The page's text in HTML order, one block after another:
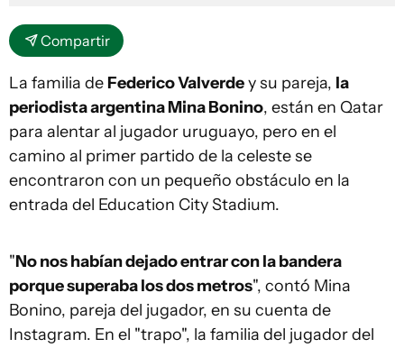
Compartir
La familia de Federico Valverdey su pareja, la
periodista argentina Mina Bonino, están en Qatar
para alentar al jugador uruguayo, pero en el
camino al primer partido de la celeste se
encontraron con un pequeño obstáculo en la
entrada del Education City Stadium.
"No nos habían dejado entrar con la bandera
porque superaba los dos metros", contó Mina
Bonino, pareja del jugador, en su cuenta de
Instagram. En el "trapo", la familia del jugador del